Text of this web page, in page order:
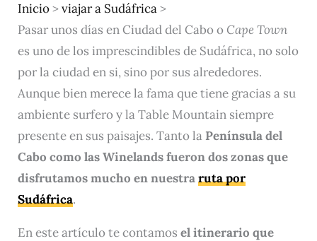
Inicio>viajar a Sudáfrica>
Pasar unos días en Ciudad del Cabo o Cape Town
es uno de los imprescindibles de Sudáfrica, no solo
por la ciudad en si, sino por sus alrededores.
Aunque bien merece la fama que tiene gracias a su
ambiente surfero y la Table Mountain siempre
presente en sus paisajes. Tanto la Península del
Cabo como las Winelands fueron dos zonas que
disfrutamos mucho en nuestraruta por
Sudáfrica.
En este artículo te contamos el itinerario que